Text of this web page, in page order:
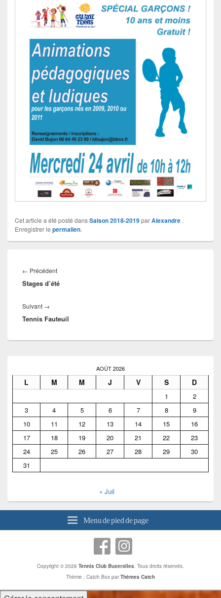
Cet article a été posté dansSaison 2018-2019parAlexandre .
Enregistrer le permalien.
de
l’article
← PrécédentArticle
précédent :
Stages d’été
Suivant →
suivant :
Tennis Fauteuil
de
widget
latérale
AOÛT 2026
L M M J V S D
1
2
3
4 5 6 7 8
9
10
11 12 13 14 15
16
17
18 19 20 21 22
23
24
25 26 27 28 29
30
31
« Juil
Menu de pied de page
Copyright © 2026 Tennis Club Buxerolles . Tous droits réservés.
Thème : Catch Box parThèmes Catch